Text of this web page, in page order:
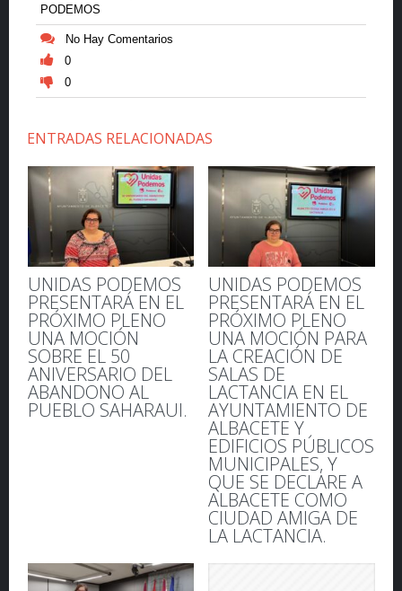
PODEMOS
No Hay Comentarios
0
0
ENTRADAS RELACIONADAS
UNIDAS PODEMOS
PRESENTARÁ EN EL
PRÓXIMO PLENO
UNA MOCIÓN
SOBRE EL 50
ANIVERSARIO DEL
ABANDONO AL
PUEBLO SAHARAUI.
UNIDAS PODEMOS
PRESENTARÁ EN EL
PRÓXIMO PLENO
UNA MOCIÓN PARA
LA CREACIÓN DE
SALAS DE
LACTANCIA EN EL
AYUNTAMIENTO DE
ALBACETE Y
EDIFICIOS PÚBLICOS
MUNICIPALES, Y
QUE SE DECLARE A
ALBACETE COMO
CIUDAD AMIGA DE
LA LACTANCIA.